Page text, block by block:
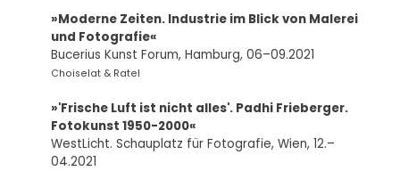
»Moderne Zeiten. Industrie im Blick von Malerei
und Fotografie«
Bucerius Kunst Forum, Hamburg, 06–09.2021
Choiselat & Ratel
»'Frische Luft ist nicht alles'. Padhi Frieberger.
Fotokunst 1950-2000«
WestLicht. Schauplatz für Fotografie, Wien, 12.–
04.2021